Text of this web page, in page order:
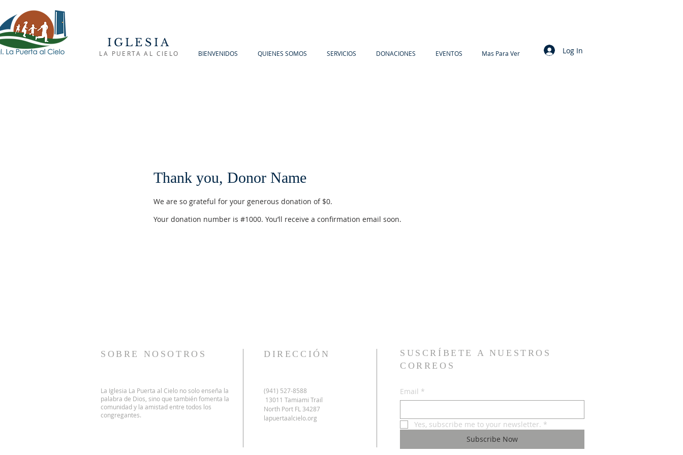
IGLESIA
LA PUERTA AL CIELO BIENVENIDOS QUIENES SOMOS SERVICIOS DONACIONES EVENTOS Mas Para Ver Log In
Thank you, Donor Name
We are so grateful for your generous donation of $0.
Your donation number is #1000. You’ll receive a confirmation email soon.
SOBRE NOSOTROS
La Iglesia La Puerta al Cielo no solo enseña la
palabra de Dios, sino que también fomenta la
comunidad y la amistad entre todos los
congregantes.
DIRECCIÓN
(941) 527-8588
13011 Tamiami Trail
North Port FL 34287
lapuertaalcielo.org
SUSCRÍBETE A NUESTROS
CORREOS
Email *
Yes, subscribe me to your newsletter. *
Subscribe Now